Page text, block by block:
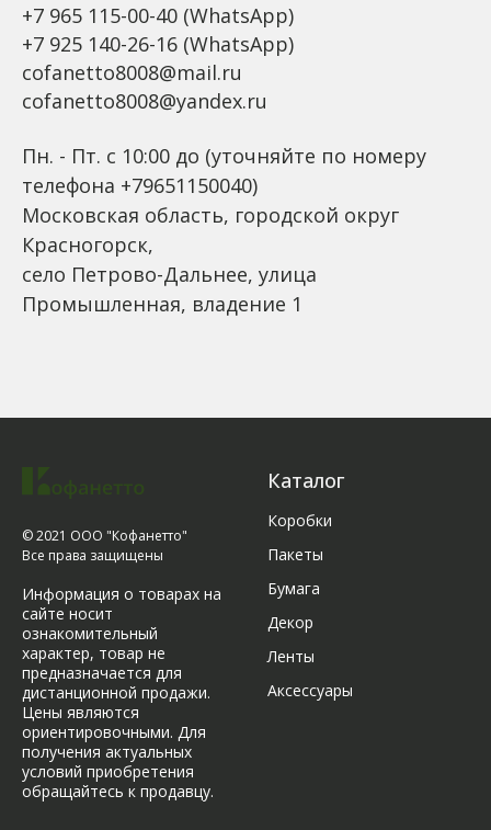
+7 965 115-00-40 (WhatsApp)
+7 925 140-26-16 (WhatsApp)
cofanetto8008@mail.ru
cofanetto8008@yandex.ru
Пн. - Пт. с 10:00 до (уточняйте по номеру
телефона +79651150040)
Московская область, городской округ
Красногорск,
село Петрово-Дальнее, улица
Промышленная, владение 1
© 2021 ООО "Кофанетто"
Все права защищены
Информация о товарах на
сайте носит
ознакомительный
характер, товар не
предназначается для
дистанционной продажи.
Цены являются
ориентировочными. Для
получения актуальных
условий приобретения
обращайтесь к продавцу.
Каталог
Коробки
Пакеты
Бумага
Декор
Ленты
Аксессуары